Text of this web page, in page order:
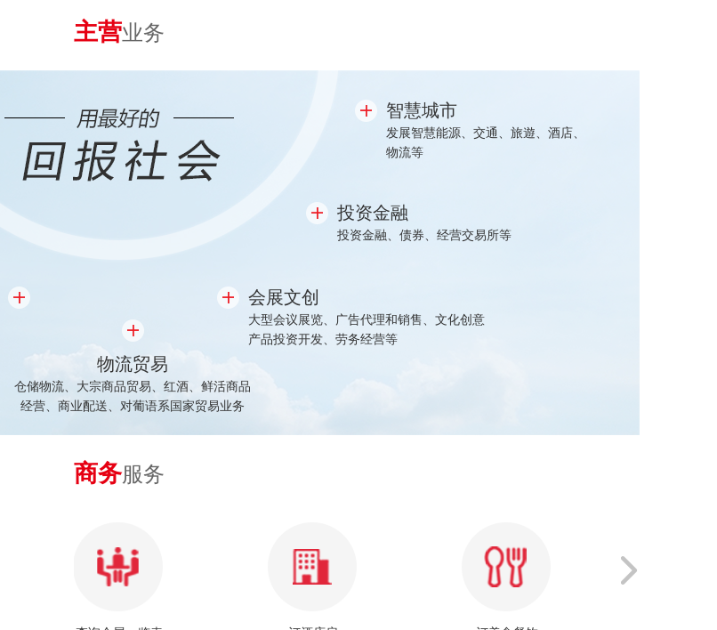
主营业务
物流贸易
仓储物流、大宗商品贸易、红酒、鲜活商品
经营、商业配送、对葡语系国家贸易业务
会展文创
大型会议展览、广告代理和销售、文化创意
产品投资开发、劳务经营等
投资金融
投资金融、债券、经营交易所等
智慧城市
发展智慧能源、交通、旅遊、酒店、
物流等
商务服务